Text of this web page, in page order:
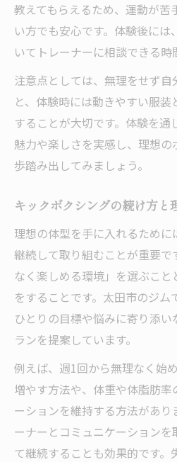
教えてもらえるため、運動が苦
い方でも安心です。体験後に
いてトレーナーに相談できる時
注意点としては、無理をせず自
と、体験時には動きやすい服
することが大切です。体験を
魅力や楽しさを実感し、理想
歩踏み出してみましょう。
キックボクシングの続け方と
理想の体型を手に入れるため
継続して取り組むことが重要で
なく楽しめる環境」を選ぶこと
をすることです。太田市のジム
ひとりの目標や悩みに寄り添
ランを提案しています。
例えば、週1回から無理なく始
増やす方法や、体重や体脂肪
ーションを維持する方法があり
ーナーとコミュニケーションを
て継続することも効果的です。